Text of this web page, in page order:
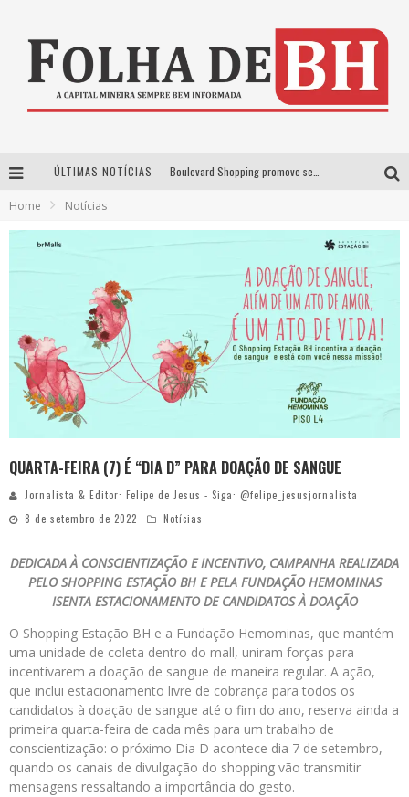
ÚLTIMAS NOTÍCIAS
VIASHOPPING CELEBRA O DIA DOS PAIS COM AÇÃO COMPROU-GANHOU EXCLUSIVA
Home Notícias
QUARTA-FEIRA (7) É “DIA D” PARA DOAÇÃO DE SANGUE
Jornalista & Editor: Felipe de Jesus - Siga: @felipe_jesusjornalista
8 de setembro de 2022
Notícias
DEDICADA À CONSCIENTIZAÇÃO E INCENTIVO, CAMPANHA REALIZADA
PELO SHOPPING ESTAÇÃO BH E PELA FUNDAÇÃO HEMOMINAS
ISENTA ESTACIONAMENTO DE CANDIDATOS À DOAÇÃO
O Shopping Estação BH e a Fundação Hemominas, que mantém
uma unidade de coleta dentro do mall, uniram forças para
incentivarem a doação de sangue de maneira regular. A ação,
que inclui estacionamento livre de cobrança para todos os
candidatos à doação de sangue até o fim do ano, reserva ainda a
primeira quarta-feira de cada mês para um trabalho de
conscientização: o próximo Dia D acontece dia 7 de setembro,
quando os canais de divulgação do shopping vão transmitir
mensagens ressaltando a importância do gesto.